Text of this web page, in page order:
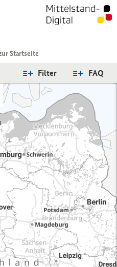
Startseite
FAQ
Filter